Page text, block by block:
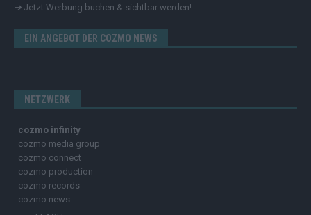
➔ Jetzt Werbung buchen & sichtbar werden!
EIN ANGEBOT DER COZMO NEWS
NETZWERK
cozmo infinity
cozmo media group
cozmo connect
cozmo production
cozmo records
cozmo news